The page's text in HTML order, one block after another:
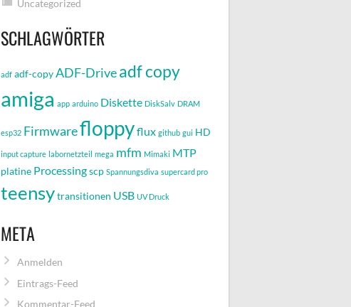
Uncategorized
SCHLAGWÖRTER
adf adf-copyADF-Driveadf copy
amiga app arduino Diskette DiskSalv DRAM
esp32 Firmwarefloppyflux github gui HD
input capture labornetzteil mega mfm Mimaki MTP
platine Processingscp Spannungsdiva supercard pro
teensytransitionen USB UV Druck
META
Anmelden
Eintrags-Feed
Kommentar-Feed